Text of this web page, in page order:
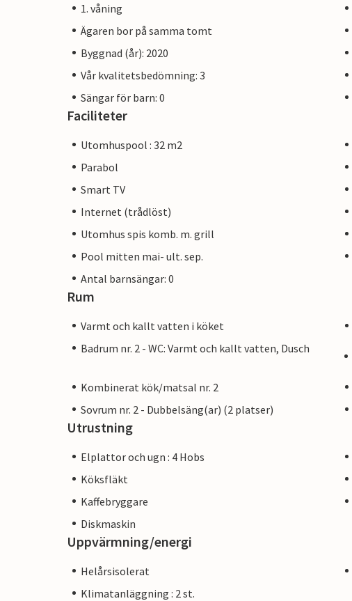
1. våning
Ägaren bor på samma tomt
Byggnad (år): 2020
Vår kvalitetsbedömning: 3
Sängar för barn: 0
Faciliteter
Utomhuspool : 32 m2
Parabol
Smart TV
Internet (trådlöst)
Utomhus spis komb. m. grill
Pool mitten mai- ult. sep.
Antal barnsängar: 0
Rum
Varmt och kallt vatten i köket
Badrum nr. 2 - WC: Varmt och kallt vatten, Dusch
Kombinerat kök/matsal nr. 2
Sovrum nr. 2 - Dubbelsäng(ar) (2 platser)
Utrustning
Elplattor och ugn : 4 Hobs
Köksfläkt
Kaffebryggare
Diskmaskin
Uppvärmning/energi
Helårsisolerat
Klimatanläggning : 2 st.